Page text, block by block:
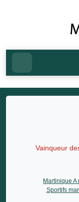
Vainqueur
Martinique A
Sportifs